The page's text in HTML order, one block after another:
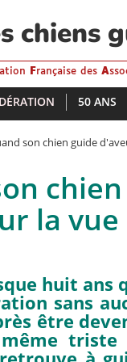
chiens
Française des A
50 ANS
son chien guide
la vue
huit ans
sans
être
triste